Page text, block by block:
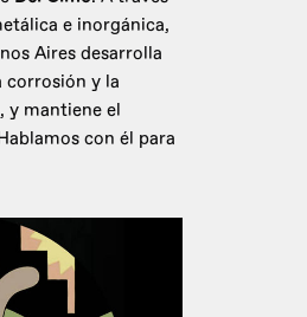
e inorgánica,
Aires desarrolla
corrosión y la
y mantiene el
con él para